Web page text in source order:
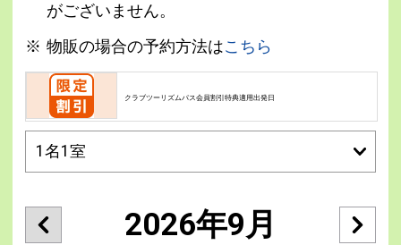
がございません。
物販の場合の予約方法はこちら
クラブツーリズムパス会員割引特典適用出発日
2026年9月